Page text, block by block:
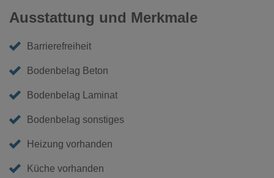
Ausstattung und Merkmale
Barrierefreiheit
Bodenbelag Beton
Bodenbelag Laminat
Bodenbelag sonstiges
Heizung vorhanden
Küche vorhanden